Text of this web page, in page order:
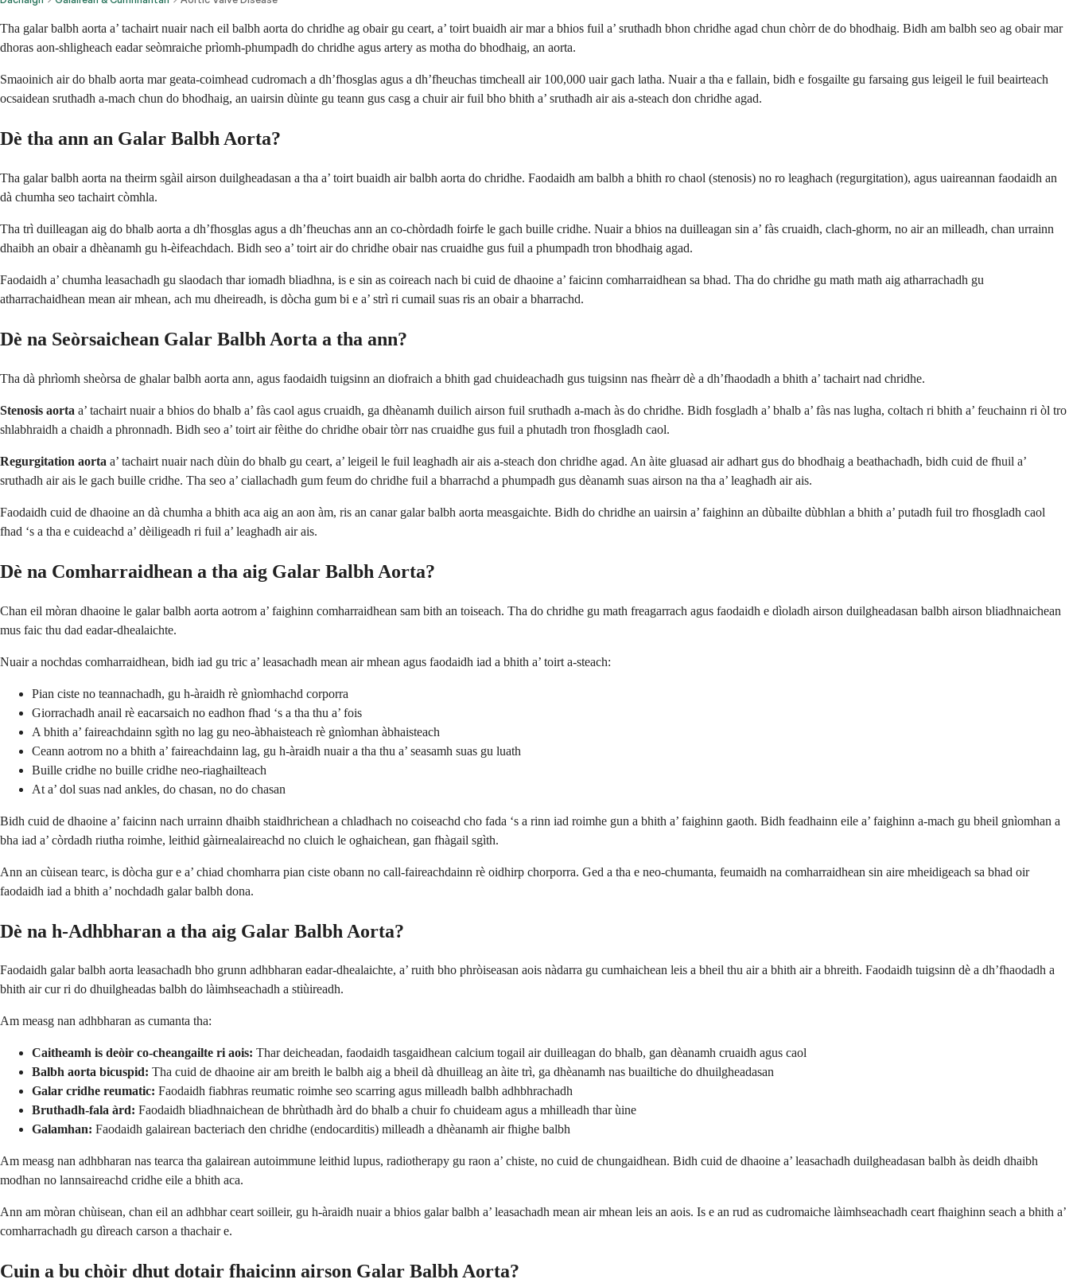
Tha galar balbh aorta a’ tachairt nuair nach eil balbh aorta do chridhe ag obair gu ceart, a’ toirt buaidh air mar a bhios fuil a’ sruthadh bhon chridhe agad chun chòrr de do bhodhaig. Bidh am balbh seo ag obair mar
dhoras aon-shligheach eadar seòmraiche prìomh-phumpadh do chridhe agus artery as motha do bhodhaig, an aorta.
Smaoinich air do bhalb aorta mar geata-coimhead cudromach a dh’fhosglas agus a dh’fheuchas timcheall air 100,000 uair gach latha. Nuair a tha e fallain, bidh e fosgailte gu farsaing gus leigeil le fuil beairteach
ocsaidean sruthadh a-mach chun do bhodhaig, an uairsin dùinte gu teann gus casg a chuir air fuil bho bhith a’ sruthadh air ais a-steach don chridhe agad.
Dè tha ann an Galar Balbh Aorta?
Tha galar balbh aorta na theirm sgàil airson duilgheadasan a tha a’ toirt buaidh air balbh aorta do chridhe. Faodaidh am balbh a bhith ro chaol (stenosis) no ro leaghach (regurgitation), agus uaireannan faodaidh an
dà chumha seo tachairt còmhla.
Tha trì duilleagan aig do bhalb aorta a dh’fhosglas agus a dh’fheuchas ann an co-chòrdadh foirfe le gach buille cridhe. Nuair a bhios na duilleagan sin a’ fàs cruaidh, clach-ghorm, no air an milleadh, chan urrainn
dhaibh an obair a dhèanamh gu h-èifeachdach. Bidh seo a’ toirt air do chridhe obair nas cruaidhe gus fuil a phumpadh tron ​​bhodhaig agad.
Faodaidh a’ chumha leasachadh gu slaodach thar iomadh bliadhna, is e sin as coireach nach bi cuid de dhaoine a’ faicinn comharraidhean sa bhad. Tha do chridhe gu math math aig atharrachadh gu
atharrachaidhean mean air mhean, ach mu dheireadh, is dòcha gum bi e a’ strì ri cumail suas ris an obair a bharrachd.
Dè na Seòrsaichean Galar Balbh Aorta a tha ann?
Tha dà phrìomh sheòrsa de ghalar balbh aorta ann, agus faodaidh tuigsinn an diofraich a bhith gad chuideachadh gus tuigsinn nas fheàrr dè a dh’fhaodadh a bhith a’ tachairt nad chridhe.
Stenosis aorta a’ tachairt nuair a bhios do bhalb a’ fàs caol agus cruaidh, ga dhèanamh duilich airson fuil sruthadh a-mach às do chridhe. Bidh fosgladh a’ bhalb a’ fàs nas lugha, coltach ri bhith a’ feuchainn ri òl tro
shlabhraidh a chaidh a phronnadh. Bidh seo a’ toirt air fèithe do chridhe obair tòrr nas cruaidhe gus fuil a phutadh tron ​​fhosgladh caol.
Regurgitation aorta a’ tachairt nuair nach dùin do bhalb gu ceart, a’ leigeil le fuil leaghadh air ais a-steach don chridhe agad. An àite gluasad air adhart gus do bhodhaig a beathachadh, bidh cuid de fhuil a’
sruthadh air ais le gach buille cridhe. Tha seo a’ ciallachadh gum feum do chridhe fuil a bharrachd a phumpadh gus dèanamh suas airson na tha a’ leaghadh air ais.
Faodaidh cuid de dhaoine an dà chumha a bhith aca aig an aon àm, ris an canar galar balbh aorta measgaichte. Bidh do chridhe an uairsin a’ faighinn an dùbailte dùbhlan a bhith a’ putadh fuil tro fhosgladh caol
fhad ‘s a tha e cuideachd a’ dèiligeadh ri fuil a’ leaghadh air ais.
Dè na Comharraidhean a tha aig Galar Balbh Aorta?
Chan eil mòran dhaoine le galar balbh aorta aotrom a’ faighinn comharraidhean sam bith an toiseach. Tha do chridhe gu math freagarrach agus faodaidh e dìoladh airson duilgheadasan balbh airson bliadhnaichean
mus faic thu dad eadar-dhealaichte.
Nuair a nochdas comharraidhean, bidh iad gu tric a’ leasachadh mean air mhean agus faodaidh iad a bhith a’ toirt a-steach:
Pian ciste no teannachadh, gu h-àraidh rè gnìomhachd corporra
Giorrachadh anail rè eacarsaich no eadhon fhad ‘s a tha thu a’ fois
A bhith a’ faireachdainn sgìth no lag gu neo-àbhaisteach rè gnìomhan àbhaisteach
Ceann aotrom no a bhith a’ faireachdainn lag, gu h-àraidh nuair a tha thu a’ seasamh suas gu luath
Buille cridhe no buille cridhe neo-riaghailteach
At a’ dol suas nad ankles, do chasan, no do chasan
Bidh cuid de dhaoine a’ faicinn nach urrainn dhaibh staidhrichean a chladhach no coiseachd cho fada ‘s a rinn iad roimhe gun a bhith a’ faighinn gaoth. Bidh feadhainn eile a’ faighinn a-mach gu bheil gnìomhan a
bha iad a’ còrdadh riutha roimhe, leithid gàirnealaireachd no cluich le oghaichean, gan fhàgail sgìth.
Ann an cùisean tearc, is dòcha gur e a’ chiad chomharra pian ciste obann no call-faireachdainn rè oidhirp chorporra. Ged a tha e neo-chumanta, feumaidh na comharraidhean sin aire mheidigeach sa bhad oir
faodaidh iad a bhith a’ nochdadh galar balbh dona.
Dè na h-Adhbharan a tha aig Galar Balbh Aorta?
Faodaidh galar balbh aorta leasachadh bho grunn adhbharan eadar-dhealaichte, a’ ruith bho phròiseasan aois nàdarra gu cumhaichean leis a bheil thu air a bhith air a bhreith. Faodaidh tuigsinn dè a dh’fhaodadh a
bhith air cur ri do dhuilgheadas balbh do làimhseachadh a stiùireadh.
Am measg nan adhbharan as cumanta tha:
Caitheamh is deòir co-cheangailte ri aois: Thar deicheadan, faodaidh tasgaidhean calcium togail air duilleagan do bhalb, gan dèanamh cruaidh agus caol
Balbh aorta bicuspid: Tha cuid de dhaoine air am breith le balbh aig a bheil dà dhuilleag an àite trì, ga dhèanamh nas buailtiche do dhuilgheadasan
Galar cridhe reumatic: Faodaidh fiabhras reumatic roimhe seo scarring agus milleadh balbh adhbhrachadh
Bruthadh-fala àrd: Faodaidh bliadhnaichean de bhrùthadh àrd do bhalb a chuir fo chuideam agus a mhilleadh thar ùine
Galamhan: Faodaidh galairean bacteriach den chridhe (endocarditis) milleadh a dhèanamh air fhighe balbh
Am measg nan adhbharan nas tearca tha galairean autoimmune leithid lupus, radiotherapy gu raon a’ chiste, no cuid de chungaidhean. Bidh cuid de dhaoine a’ leasachadh duilgheadasan balbh às deidh dhaibh
modhan no lannsaireachd cridhe eile a bhith aca.
Ann am mòran chùisean, chan eil an adhbhar ceart soilleir, gu h-àraidh nuair a bhios galar balbh a’ leasachadh mean air mhean leis an aois. Is e an rud as cudromaiche làimhseachadh ceart fhaighinn seach a bhith a’
comharrachadh gu dìreach carson a thachair e.
Cuin a bu chòir dhut dotair fhaicinn airson Galar Balbh Aorta?